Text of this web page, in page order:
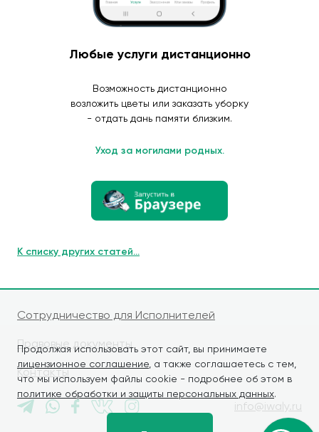
Продолжая использовать этот сайт, вы принимаете
лицензионное соглашение , а также соглашаетесь с тем,
что мы используем файлы cookie - подробнее об этом в
политике обработки и защиты персональных данных.
Любые услуги дистанционно
Возможность дистанционно
возложить цветы или заказать уборку
- отдать дань памяти близким.
Уход за могилами родных.
К списку других статей...
Сотрудничество для Исполнителей
Правовые документы
Контакты
info@iwaly.ru